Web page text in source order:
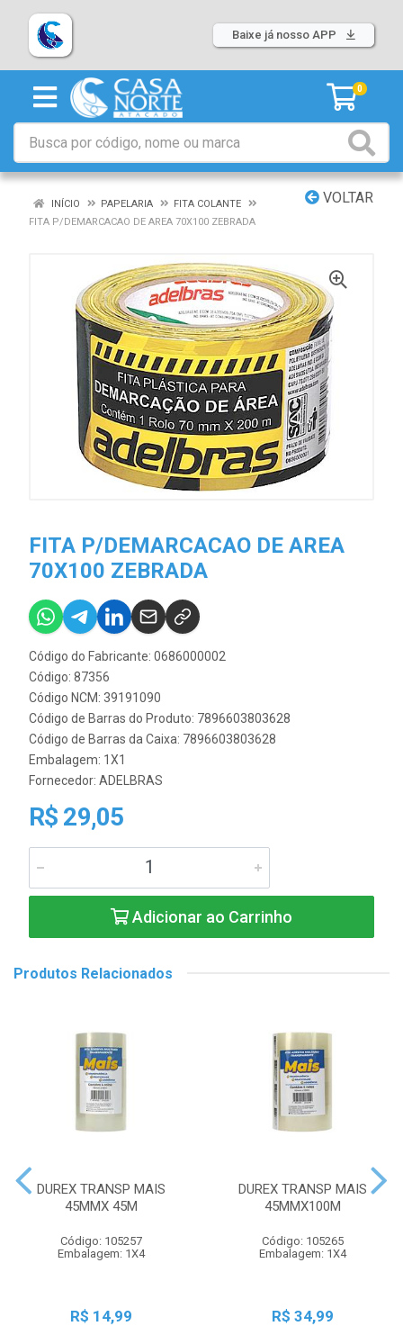
Baixe já nosso APP
0
VOLTAR
INÍCIO PAPELARIA
FITA COLANTE
FITA P/DEMARCACAO DE AREA 70X100 ZEBRADA
FITA P/DEMARCACAO DE AREA
70X100 ZEBRADA
Código do Fabricante: 0686000002
Código: 87356
Código NCM: 39191090
Código de Barras do Produto: 7896603803628
Código de Barras da Caixa: 7896603803628
Embalagem: 1X1
Fornecedor: ADELBRAS
R$ 29,05
Adicionar ao Carrinho
Produtos Relacionados
DUREX TRANSP MAIS
45MMX 45M
Código: 105257
Embalagem: 1X4
R$ 14,99
DUREX TRANSP MAIS
45MMX100M
Código: 105265
Embalagem: 1X4
R$ 34,99